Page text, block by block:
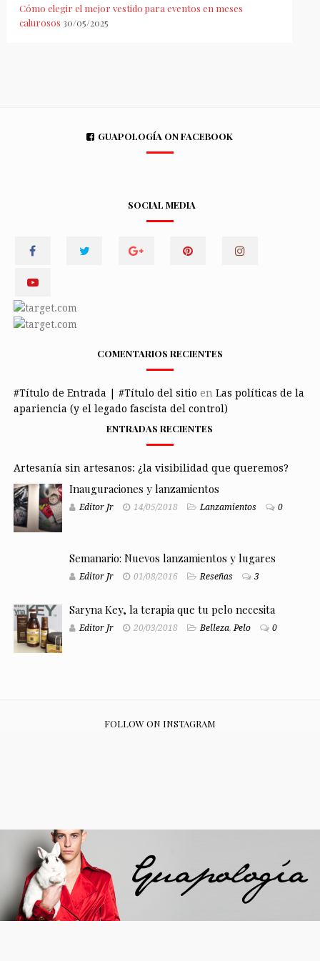
Cómo elegir el mejor vestido para eventos en meses
calurosos 30/05/2025
GUAPOLOGÍA ON FACEBOOK
SOCIAL MEDIA
COMENTARIOS RECIENTES
#Título de Entrada | #Título del sitio en Las políticas de la
apariencia (y el legado fascista del control)
ENTRADAS RECIENTES
Artesanía sin artesanos: ¿la visibilidad que queremos?
Inauguraciones y lanzamientos
Editor Jr 14/05/2018 Lanzamientos 0
Semanario: Nuevos lanzamientos y lugares
Editor Jr 01/08/2016 Reseñas 3
Saryna Key, la terapia que tu pelo necesita
Editor Jr 20/03/2018 Belleza,Pelo 0
FOLLOW ON INSTAGRAM